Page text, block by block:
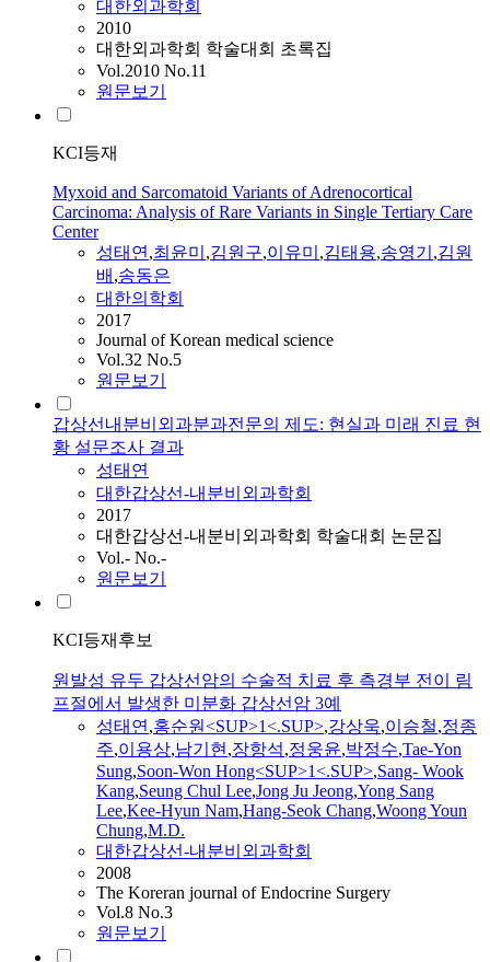
대한외과학회
2010
대한외과학회 학술대회 초록집
Vol.2010 No.11
원문보기
KCI등재
Myxoid and Sarcomatoid Variants of Adrenocortical
Carcinoma: Analysis of Rare Variants in Single Tertiary Care
Center
성태연,최윤미 ,김원구,이유미 ,김태용,송영기 ,김원
배 ,송동은
대한의학회
2017
Journal of Korean medical science
Vol.32 No.5
원문보기
갑상선내분비외과분과전문의 제도: 현실과 미래 진료 현
황 설문조사 결과
성태연
대한갑상선-내분비외과학회
2017
대한갑상선-내분비외과학회 학술대회 논문집
Vol.- No.-
원문보기
KCI등재후보
원발성 유두 갑상선암의 수술적 치료 후 측경부 전이 림
프절에서 발생한 미분화 갑상선암 3예
성태연,홍순원<SUP>1<.SUP>,강상욱,이승철,정종
주,이용상,남기현,장항석,정웅윤,박정수,Tae-Yon
Sung,Soon-Won Hong<SUP>1<.SUP>,Sang- Wook
Kang,Seung Chul Lee,Jong Ju Jeong,Yong Sang
Lee,Kee-Hyun Nam,Hang-Seok Chang,Woong Youn
Chung,M.D.
대한갑상선-내분비외과학회
2008
The Koreran journal of Endocrine Surgery
Vol.8 No.3
원문보기